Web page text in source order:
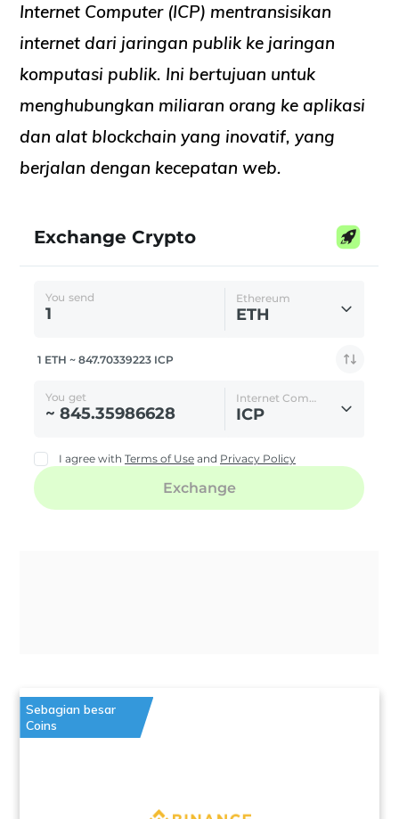
Internet Computer (ICP) mentransisikan
internet dari jaringan publik ke jaringan
komputasi publik. Ini bertujuan untuk
menghubungkan miliaran orang ke aplikasi
dan alat blockchain yang inovatif, yang
berjalan dengan kecepatan web.
Sebagian besar
Coins